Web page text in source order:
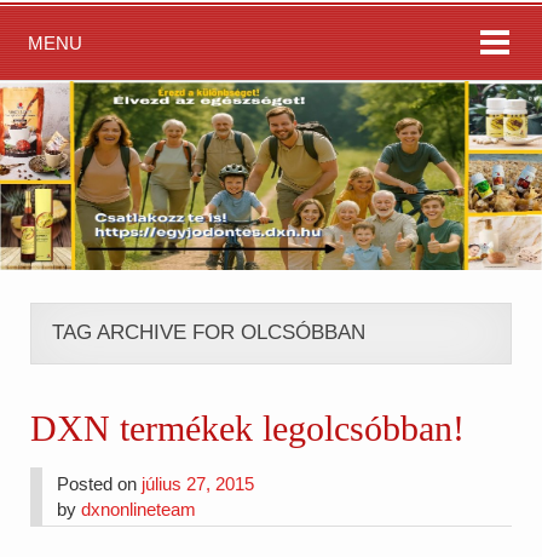
MENU
TAG ARCHIVE FOR OLCSÓBBAN
DXN termékek legolcsóbban!
Posted on július 27, 2015
bydxnonlineteam